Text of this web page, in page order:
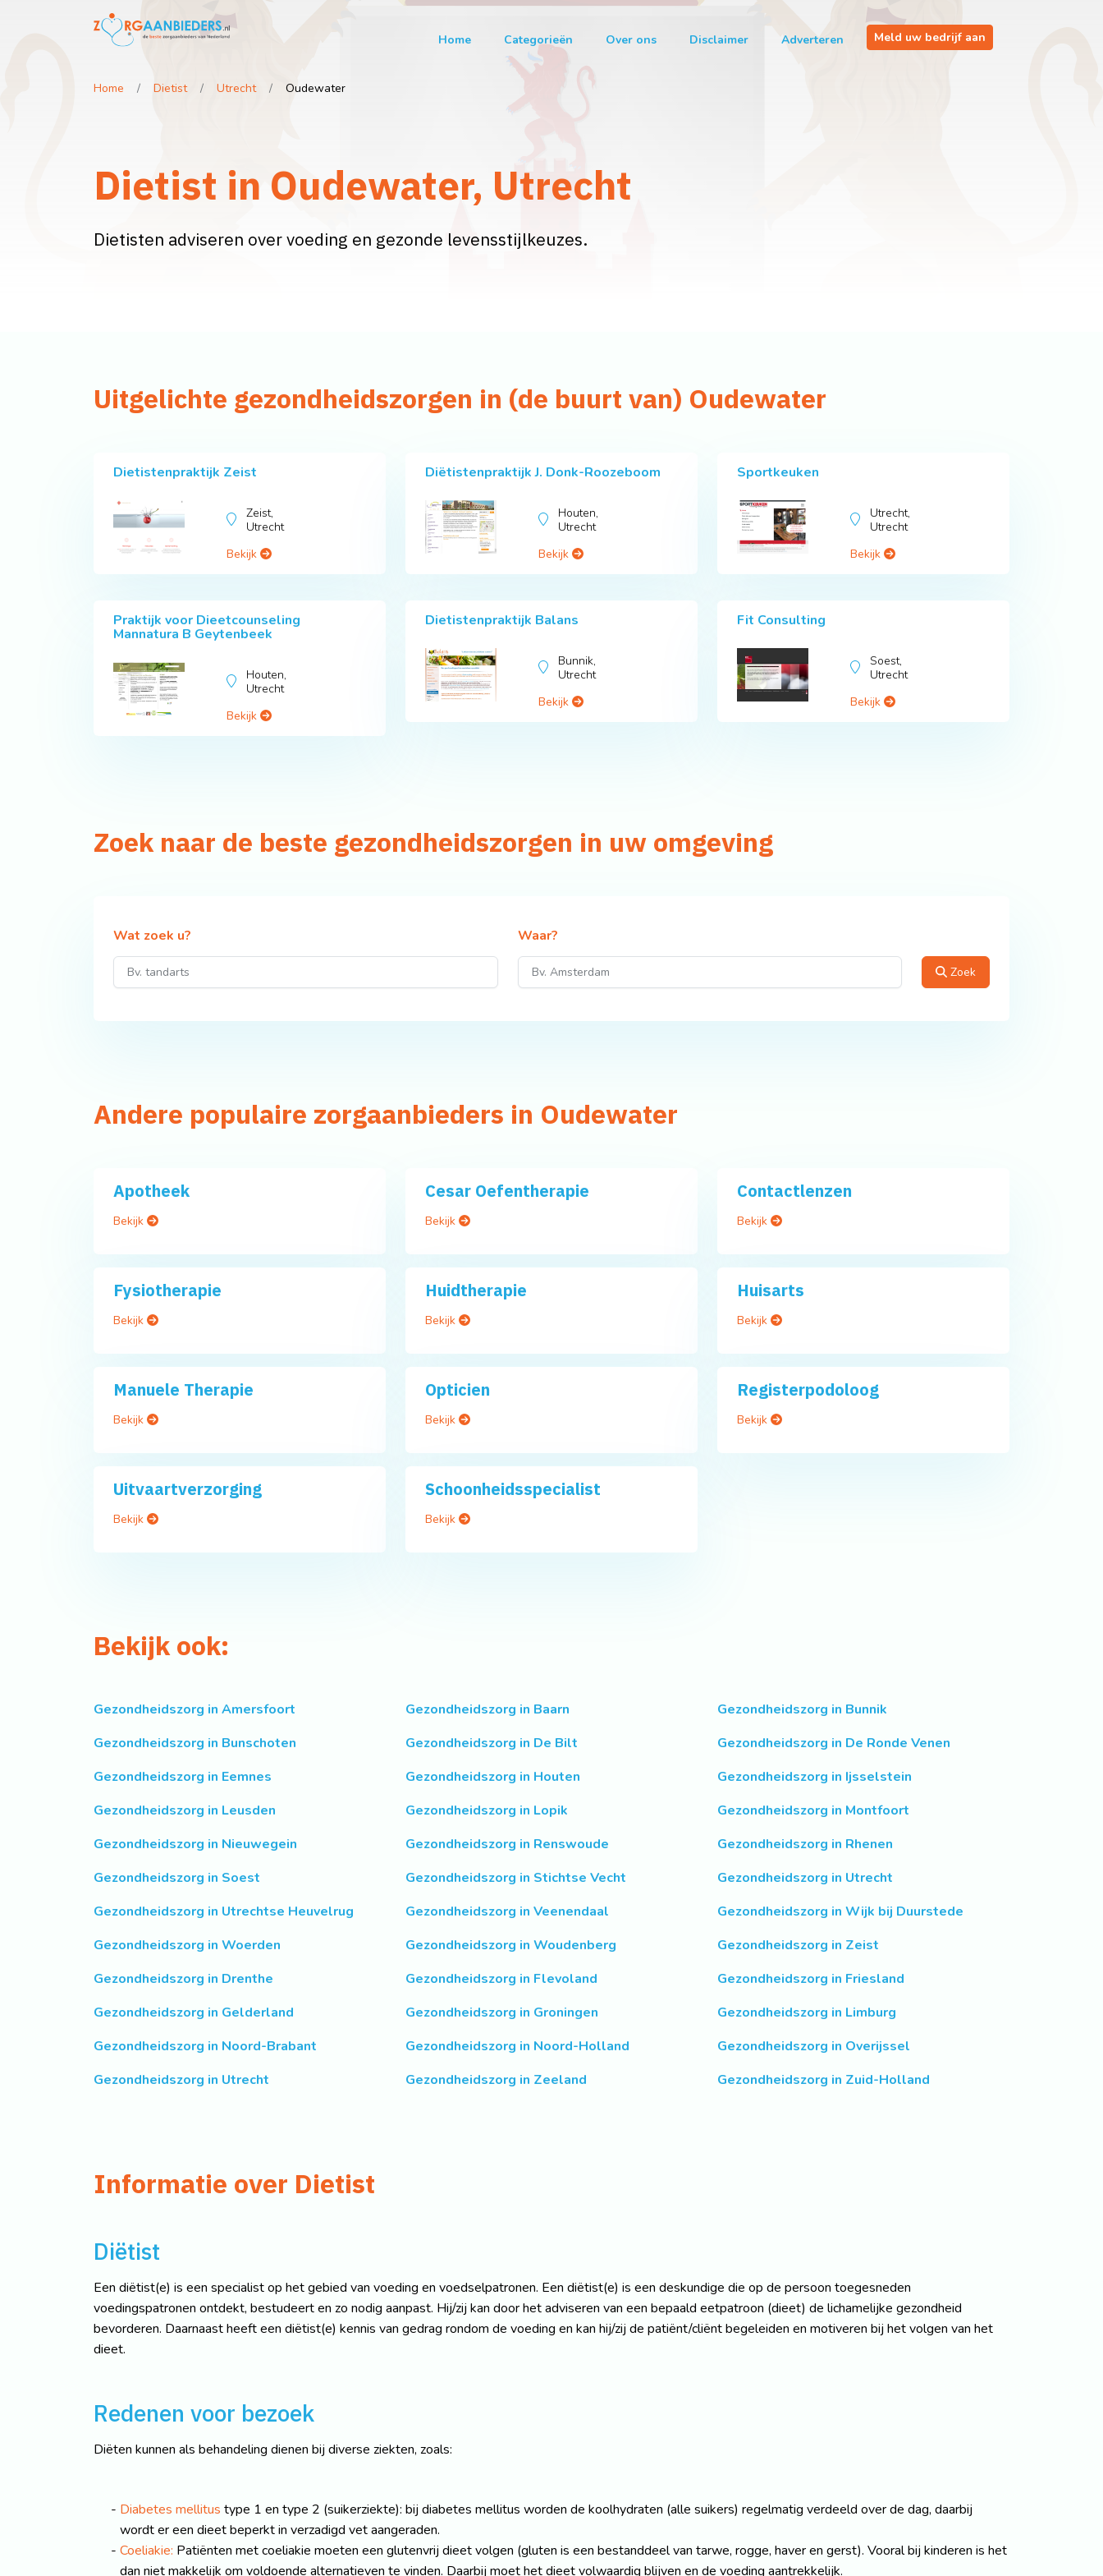
Home Categorieën Over ons Disclaimer Adverteren Meld uw bedrijf aan
Home Dietist Utrecht Oudewater
Dietist in Oudewater, Utrecht
Dietisten adviseren over voeding en gezonde levensstijlkeuzes.
Uitgelichte gezondheidszorgen in (de buurt van) Oudewater
Dietistenpraktijk Zeist
Zeist,
Utrecht
Bekijk
Diëtistenpraktijk J. Donk-Roozeboom
Houten,
Utrecht
Bekijk
Sportkeuken
Utrecht,
Utrecht
Bekijk
Praktijk voor Dieetcounseling
Mannatura B Geytenbeek
Houten,
Utrecht
Bekijk
Dietistenpraktijk Balans
Bunnik,
Utrecht
Bekijk
Fit Consulting
Soest,
Utrecht
Bekijk
Zoek naar de beste gezondheidszorgen in uw omgeving
Wat zoek u? Waar?
Zoek
Andere populaire zorgaanbieders in Oudewater
Apotheek
Bekijk
Cesar Oefentherapie
Bekijk
Contactlenzen
Bekijk
Fysiotherapie
Bekijk
Huidtherapie
Bekijk
Huisarts
Bekijk
Manuele Therapie
Bekijk
Opticien
Bekijk
Registerpodoloog
Bekijk
Uitvaartverzorging
Bekijk
Schoonheidsspecialist
Bekijk
Bekijk ook:
Gezondheidszorg in Amersfoort Gezondheidszorg in Baarn
Gezondheidszorg in Bunnik
Gezondheidszorg in Bunschoten
Gezondheidszorg in De Bilt
Gezondheidszorg in De Ronde Venen
Gezondheidszorg in Eemnes
Gezondheidszorg in Houten
Gezondheidszorg in Ijsselstein
Gezondheidszorg in Leusden
Gezondheidszorg in Lopik
Gezondheidszorg in Montfoort
Gezondheidszorg in Nieuwegein
Gezondheidszorg in Renswoude
Gezondheidszorg in Rhenen
Gezondheidszorg in Soest
Gezondheidszorg in Stichtse Vecht
Gezondheidszorg in Utrecht
Gezondheidszorg in Utrechtse Heuvelrug
Gezondheidszorg in Veenendaal
Gezondheidszorg in Wijk bij Duurstede
Gezondheidszorg in Woerden
Gezondheidszorg in Woudenberg
Gezondheidszorg in Zeist
Gezondheidszorg in Drenthe
Gezondheidszorg in Flevoland
Gezondheidszorg in Friesland
Gezondheidszorg in Gelderland
Gezondheidszorg in Groningen
Gezondheidszorg in Limburg
Gezondheidszorg in Noord-Brabant
Gezondheidszorg in Noord-Holland
Gezondheidszorg in Overijssel
Gezondheidszorg in Utrecht
Gezondheidszorg in Zeeland Gezondheidszorg in Zuid-Holland
Informatie over Dietist
Diëtist
Een diëtist(e) is een specialist op het gebied van voeding en voedselpatronen. Een diëtist(e) is een deskundige die op de persoon toegesneden
voedingspatronen ontdekt, bestudeert en zo nodig aanpast. Hij/zij kan door het adviseren van een bepaald eetpatroon (dieet) de lichamelijke gezondheid
bevorderen. Daarnaast heeft een diëtist(e) kennis van gedrag rondom de voeding en kan hij/zij de patiënt/cliënt begeleiden en motiveren bij het volgen van het
dieet.
Redenen voor bezoek
Diëten kunnen als behandeling dienen bij diverse ziekten, zoals:
Diabetes mellitus type 1 en type 2 (suikerziekte): bij diabetes mellitus worden de koolhydraten (alle suikers) regelmatig verdeeld over de dag, daarbij
wordt er een dieet beperkt in verzadigd vet aangeraden.
Coeliakie: Patiënten met coeliakie moeten een glutenvrij dieet volgen (gluten is een bestanddeel van tarwe, rogge, haver en gerst). Vooral bij kinderen is het
dan niet makkelijk om voldoende alternatieven te vinden. Daarbij moet het dieet volwaardig blijven en de voeding aantrekkelijk.